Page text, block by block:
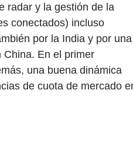
radar y la gestión de la
conectados) incluso
por la India y por una
China. En el primer
una buena dinámica
de cuota de mercado